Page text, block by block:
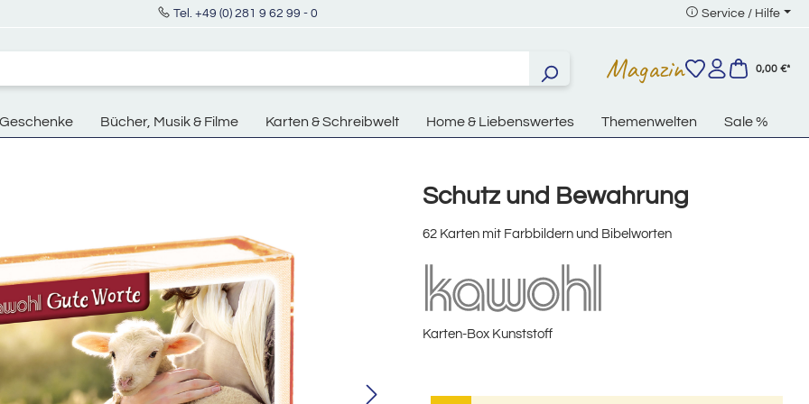
Tel. +49 (0) 281 9 62 99 - 0 Service / Hilfe
Magazin 0,00 €*
Geschenke Bücher, Musik & Filme Karten & Schreibwelt Home & Liebenswertes Themenwelten Sale %
Schutz und Bewahrung
62 Karten mit Farbbildern und Bibelworten
Karten-Box Kunststoff